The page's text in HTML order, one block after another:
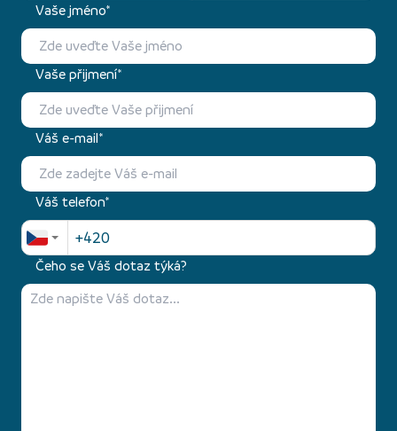
Vaše jméno*
Vaše přijmení*
Váš e-mail*
Váš telefon*
Čeho se Váš dotaz týká?